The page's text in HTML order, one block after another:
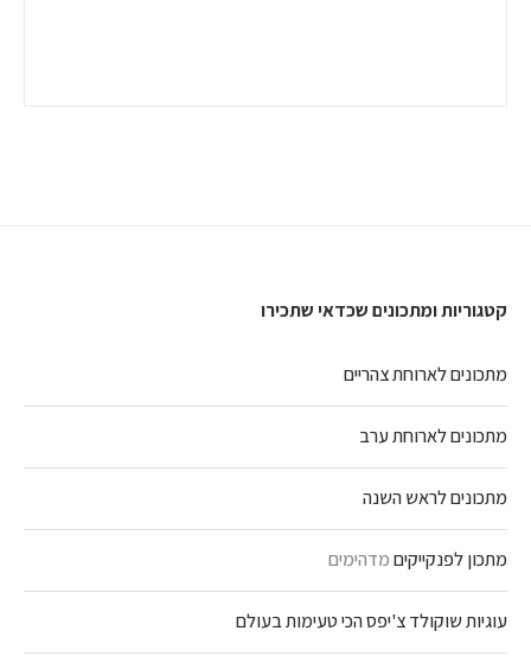
קטגוריות ומתכונים שכדאי שתכירו
מתכונים לארוחת צהריים
מתכונים לארוחת ערב
מתכונים לראש השנה
מתכון לפנקייקיםמדהימים
עוגיות שוקולד צ'יפס הכי טעימות בעולם